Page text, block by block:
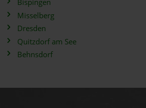
Bispingen
Misselberg
Dresden
Quitzdorf am See
Behnsdorf